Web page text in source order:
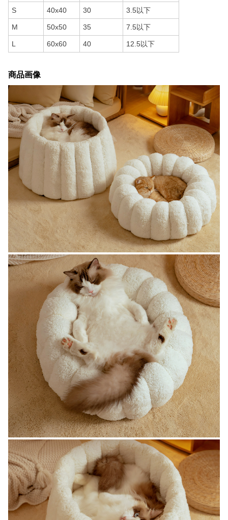
S 40x40 30 3.5以下
M 50x50 35 7.5以下
L 60x60 40 12.5以下
商品画像